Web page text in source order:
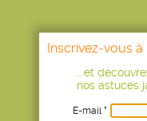
Inscrivez-vous
...et
nos astuces
E-mail *